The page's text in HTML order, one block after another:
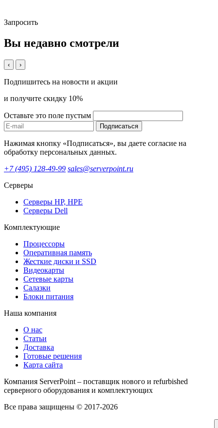
Запросить
Вы недавно смотрели
‹ ›
Подпишитесь на новости и акции
и получите скидку 10%
Оставьте это поле пустым
Подписаться
Нажимая кнопку «Подписаться», вы даете согласие на
обработку персональных данных.
+7 (495) 128-49-99 sales@serverpoint.ru
Серверы
Серверы HP, HPE
Серверы Dell
Комплектующие
Процессоры
Оперативная память
Жесткие диски и SSD
Видеокарты
Сетевые карты
Салазки
Блоки питания
Наша компания
О нас
Статьи
Доставка
Готовые решения
Карта сайта
Компания ServerPoint – поставщик нового и refurbished
серверного оборудования и комплектующих
Все права защищены © 2017-2026